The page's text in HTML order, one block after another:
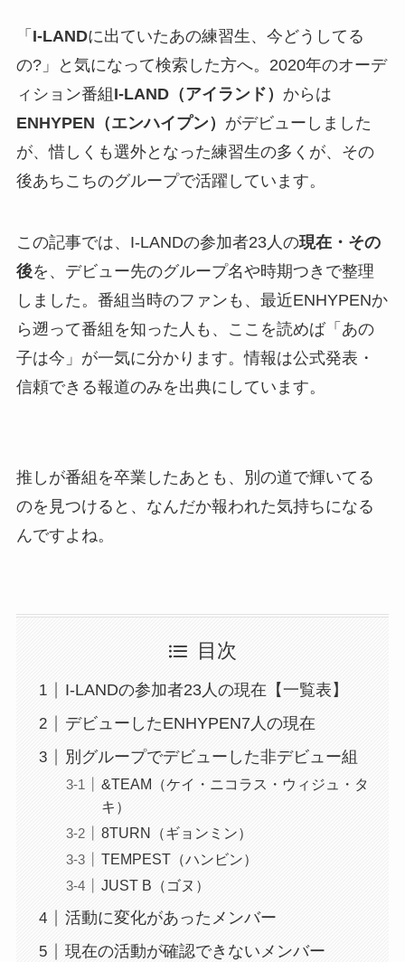
「 I-LANDに出ていたあの練習生、今どうしてる
の?」と気になって検索した方へ。2020年のオーデ
ィション番組I-LAND（アイランド） からは
ENHYPEN（エンハイプン） がデビューしました
が、惜しくも選外となった練習生の多くが、その
後あちこちのグループで活躍しています。
この記事では、I-LANDの参加者23人の現在・その
後を、デビュー先のグループ名や時期つきで整理
しました。番組当時のファンも、最近ENHYPENか
ら遡って番組を知った人も、ここを読めば「あの
子は今」が一気に分かります。情報は公式発表・
信頼できる報道のみを出典にしています。
推しが番組を卒業したあとも、別の道で輝いてる
のを見つけると、なんだか報われた気持ちになる
んですよね。
目次
I-LANDの参加者23人の現在【一覧表】
デビューしたENHYPEN7人の現在
別グループでデビューした非デビュー組
&TEAM（ケイ・ニコラス・ウィジュ・タ
キ）
8TURN（ギョンミン）
TEMPEST（ハンビン）
JUST B（ゴヌ）
活動に変化があったメンバー
現在の活動が確認できないメンバー